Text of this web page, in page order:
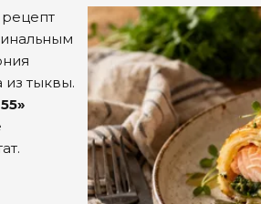
из тыквы.